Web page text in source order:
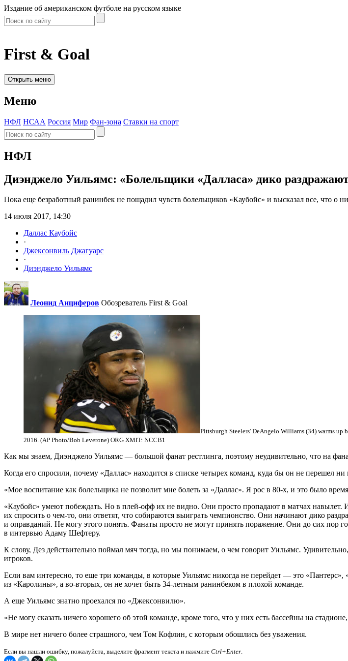
Издание об американском футболе на русском языке
First & Goal
Открыть меню
Меню
НФЛ НСАА Россия Мир Фан-зона Ставки на спорт
НФЛ
Диэнджело Уильямс: «Болельщики «Далласа» дико
Пока еще безработный ранинбек не пощадил чувств болельщиков «Каубойс» и высказал все, что о
14 июля 2017, 14:30
Даллас Каубойс
·
Джексонвиль Джагуарс
·
Диэнджело Уильямс
Леонид Анциферов Обозреватель First & Goal
Pittsburgh Steelers' DeAngelo Williams (34) warms up
2016. (AP Photo/Bob Leverone) ORG XMIT: NCCB1
Как мы знаем, Диэнджело Уильямс — большой фанат рестлинга, поэтому неудивительно, что на
Когда его спросили, почему «Даллас» находится в списке четырех команд, куда бы он не перешел
«Мое воспитание как болельщика не позволит мне болеть за «Даллас». Я рос в 80-х, и это было
«Каубойс» умеют побеждать. Но в плей-офф их не видно. Они просто пропадают в матчах навылет.
их спросить о чем-то, они ответят, что собираются выиграть чемпионство. Они начинают дико
и оправданий. Не могу этого понять. Фанаты просто не могут принять поражение. Они до сих пор
в интервью Адаму Шефтеру.
К слову, Дез действительно поймал мяч тогда, но мы понимаем, о чем говорит Уильямс.
игроков.
Если вам интересно, то еще три команды, в которые Уильямс никогда не перейдет — это
из «Каролины», а во-вторых, он не хочет быть 34-летным ранинбеком в плохой команде.
А еще Уильямс знатно проехался по «Джексонвилю».
«Не могу сказать ничего хорошего об этой команде, кроме того, что у них есть бассейны на
В мире нет ничего более страшного, чем Том Кофлин, с которым обошлись без уважения.
Если вы нашли ошибку, пожалуйста, выделите фрагмент текста и нажмите Ctrl+Enter.